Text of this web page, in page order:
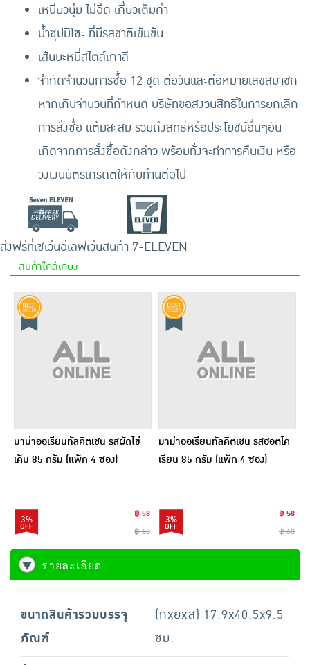
เหนียวนุ่ม ไม่อืด เคี้ยวเต็มคำ
น้ำซุปมิโซะ ที่มีรสชาติเข้มข้น
เส้นบะหมี่สไตล์เกาลี
จำกัดจำนวนการซื้อ 12 ชุด ต่อวันและต่อหมายเลขสมาชิก
หากเกินจำนวนที่กำหนด บริษัทขอสงวนสิทธิ์ในการยกเลิก
การสั่งซื้อ แต้มสะสม รวมถึงสิทธิ์หรือประโยชน์อื่นๆอัน
เกิดจากการสั่งซื้อดังกล่าว พร้อมทั้งจะทำการคืนเงิน หรือ
วงเงินบัตรเครดิตให้กับท่านต่อไป
ส่งฟรีที่เซเว่นอีเลฟเว่นสินค้า 7-ELEVEN
สินค้าใกล้เคียง
มาม่าออเรียนทัลคิตเชน รสผัดไข่
เค็ม 85 กรัม (แพ็ก 4 ซอง)
3%
฿ 58
฿ 60
มาม่าออเรียนทัลคิตเชน รสฮอตโค
เรียน 85 กรัม (แพ็ก 4 ซอง)
3%
฿ 58
฿ 60
รายละเอียด
ขนาดสินค้ารวมบรรจุ
ภัณฑ์
(กxยxส) 17.9x40.5x9.5
ซม.